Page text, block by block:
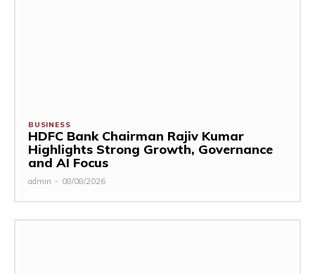
BUSINESS
HDFC Bank Chairman Rajiv Kumar
Highlights Strong Growth, Governance
and AI Focus
admin - 08/08/2026